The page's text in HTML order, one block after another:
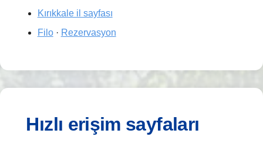
Kırıkkale il sayfası
Filo· Rezervasyon
Hızlı erişim sayfaları